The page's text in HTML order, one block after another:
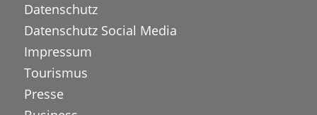
Datenschutz
Datenschutz Social Media
Impressum
Tourismus
Presse